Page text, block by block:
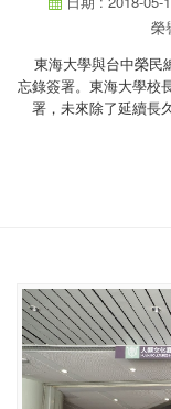
榮
東海大學與台中榮民
忘錄簽署。東海大學校
署，未來除了延續長